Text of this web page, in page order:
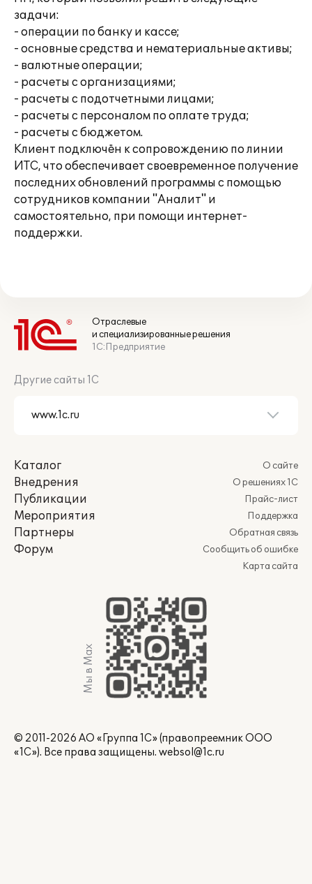
задачи:
- операции по банку и кассе;
- основные средства и нематериальные активы;
- валютные операции;
- расчеты с организациями;
- расчеты с подотчетными лицами;
- расчеты с персоналом по оплате труда;
- расчеты с бюджетом.
Клиент подключён к сопровождению по линии
ИТС, что обеспечивает своевременное получение
последних обновлений программы с помощью
сотрудников компании "Аналит" и
самостоятельно, при помощи интернет-
поддержки.
Отраслевые
и специализированные решения
1С:Предприятие
Другие сайты 1С
Каталог
Внедрения
Публикации
Мероприятия
Партнеры
Форум
О сайте
О решениях 1С
Прайс-лист
Поддержка
Обратная связь
Сообщить об ошибке
Карта сайта
Мы в Max
© 2011-2026 АО «Группа 1С» (правопреемник ООО
«1С»). Все права защищены. websol@1c.ru